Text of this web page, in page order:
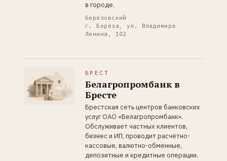
в городе.
Березовский
г. Берёза, ул. Владимира
Ленина, 102
БРЕСТ
Белагропромбанк в
Бресте
Брестская сеть центров банковских
услуг ОАО «Белагропромбанк».
Обслуживает частных клиентов,
бизнес и ИП, проводит расчётно-
кассовые, валютно-обменные,
депозитные и кредитные операции.